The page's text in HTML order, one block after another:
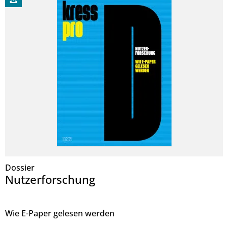
Dossier
Nutzerforschung
Wie E-Paper gelesen werden